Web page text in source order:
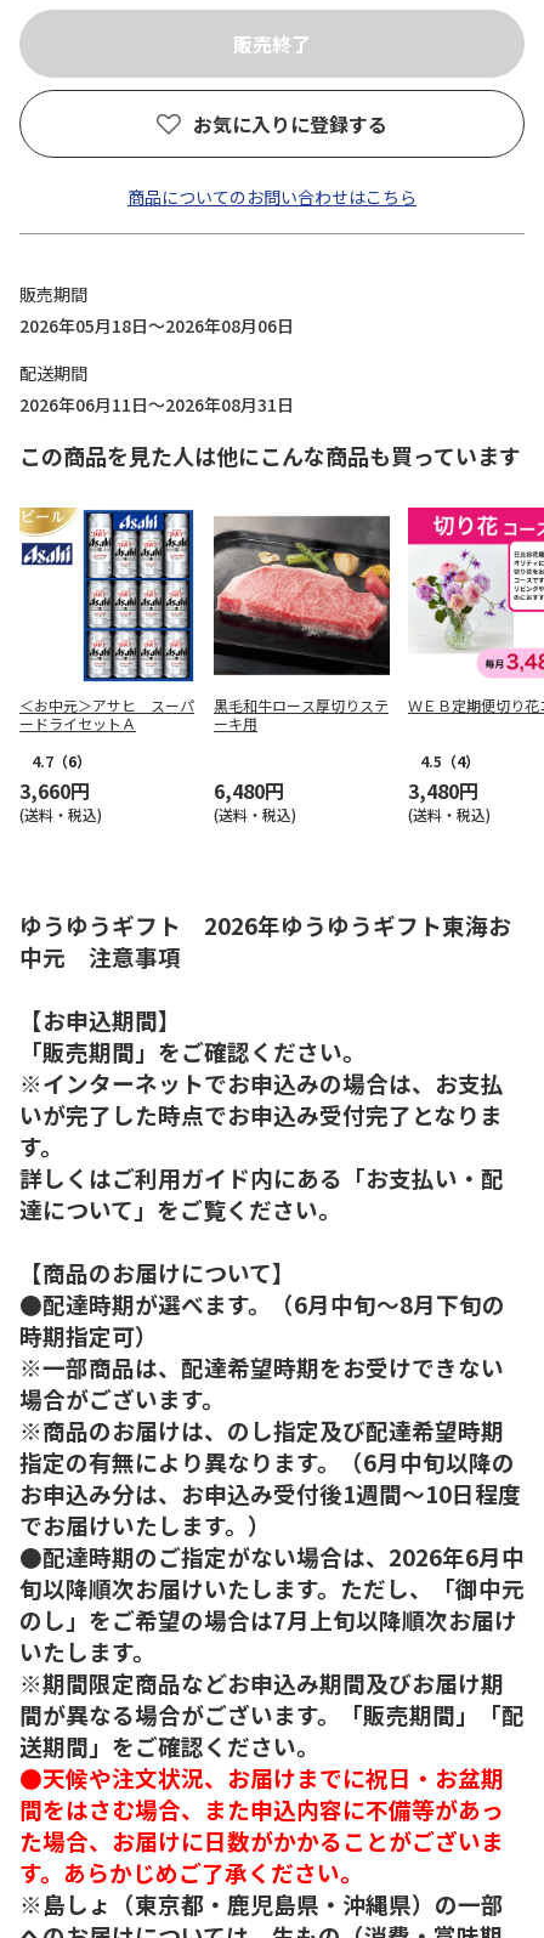
お気に入りに登録する
商品についてのお問い合わせはこちら
販売期間
2026年05月18日～2026年08月06日
配送期間
2026年06月11日～2026年08月31日
この商品を見た人は他にこんな商品も買っています
＜お中元＞アサヒ スーパ
ードライセットＡ
4.7 （6）
3,660円
(送料・税込)
黒毛和牛ロース厚切りステ
ーキ用
6,480円
(送料・税込)
ＷＥＢ定期便切り花
4.5 （4）
3,480円
(送料・税込)
ゆうゆうギフト 2026年ゆうゆうギフト東海お
中元 注意事項
【お申込期間】
「販売期間」をご確認ください。
※インターネットでお申込みの場合は、お支払
いが完了した時点でお申込み受付完了となりま
す。
詳しくはご利用ガイド内にある「お支払い・配
達について」をご覧ください。
【商品のお届けについて】
●配達時期が選べます。（6月中旬～8月下旬の
時期指定可）
※一部商品は、配達希望時期をお受けできない
場合がございます。
※商品のお届けは、のし指定及び配達希望時期
指定の有無により異なります。（6月中旬以降の
お申込み分は、お申込み受付後1週間～10日程度
でお届けいたします。）
●配達時期のご指定がない場合は、2026年6月中
旬以降順次お届けいたします。ただし、「御中元
のし」をご希望の場合は7月上旬以降順次お届け
いたします。
※期間限定商品などお申込み期間及びお届け期
間が異なる場合がございます。「販売期間」「配
送期間」をご確認ください。
●天候や注文状況、お届けまでに祝日・お盆期
間をはさむ場合、また申込内容に不備等があっ
た場合、お届けに日数がかかることがございま
す。あらかじめご了承ください。
※島しょ（東京都・鹿児島県・沖縄県）の一部